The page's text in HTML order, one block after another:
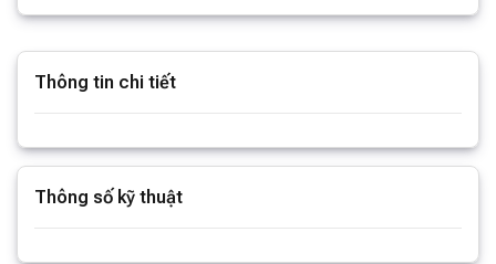
Thông tin chi tiết
Thông số kỹ thuật